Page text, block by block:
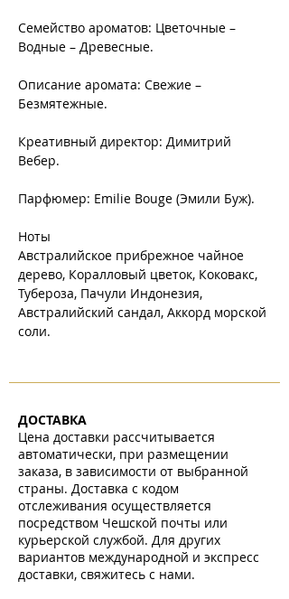
Семейство ароматов: Цветочные –
Водные – Древесные.
Описание аромата: Свежие –
Безмятежные.
Креативный директор: Димитрий
Вебер.
Парфюмер: Emilie Bouge (Эмили Буж).
Ноты
Австралийское прибрежное чайное
дерево, Коралловый цветок, Коковакс,
Тубероза, Пачули Индонезия,
Австралийский сандал, Аккорд морской
соли.
ДОСТАВКА
Цена доставки рассчитывается
автоматически, при размещении
заказа, в зависимости от выбранной
страны. Доставка с кодом
отслеживания осуществляется
посредством Чешской почты или
курьерской службой. Для других
вариантов международной и экспресс
доставки, свяжитесь с нами.